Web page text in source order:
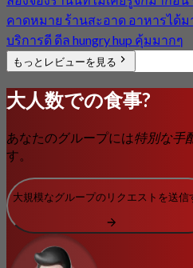
คาดหมาย ร้านสะอาด อาหารได้
บริการดี ดีล hungry hup คุ้มมากๆ
もっとレビューを見る
大人数での食事?
あなたのグループには特別な手
す。
大規模なグループのリクエストを送信